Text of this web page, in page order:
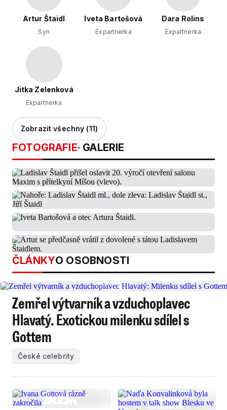
Artur Štaidl
Syn
Iveta Bartošová
Expartnerka
Dara Rolins
Expartnerka
Jitka Zelenková
Expartnerka
Zobrazit všechny (11)
FOTOGRAFIE· GALERIE
ČLÁNKYO OSOBNOSTI
Zemřel výtvarník a vzduchoplavec
Hlavatý. Exotickou milenku sdílel s
Gottem
České celebrity